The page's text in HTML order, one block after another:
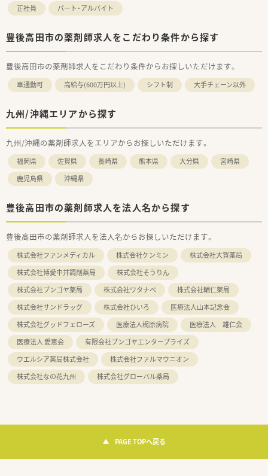
正社員 パート・アルバイト
豊後高田市の薬剤師求人をこだわり条件から探す
豊後高田市の薬剤師求人をこだわり条件からお探しいただけます。
車通勤可 高給与(600万円以上) シフト制 大手チェーン以外
九州/沖縄エリアから探す
九州/沖縄の薬剤師求人をエリアからお探しいただけます。
福岡県 佐賀県 長崎県 熊本県 大分県
宮崎県
鹿児島県
沖縄県
豊後高田市の薬剤師求人を法人名から探す
豊後高田市の薬剤師求人を法人名からお探しいただけます。
株式会社ファンメディカル 株式会社ケンミン
株式会社大賀薬局
株式会社博愛中井調剤薬局
株式会社そうりん
株式会社ブンゴヤ薬局
株式会社ワタナベ
株式会社輔仁薬局
株式会社サンドラッグ
株式会社ひいろ
医療法人山本記念会
株式会社グッドフェローズ
医療法人梶原病院
医療法人 雄仁会
医療法人 愛恵会
有限会社ブンゴヤエンタープライズ
ウエルシア薬局株式会社
株式会社ファルマウニオン
株式会社なの花九州
株式会社グローバル薬局
PAGE TOPへ戻る